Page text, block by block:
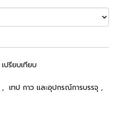
เปรียบเทียบ
, เทป กาว และอุปกรณ์การบรรจุ ,